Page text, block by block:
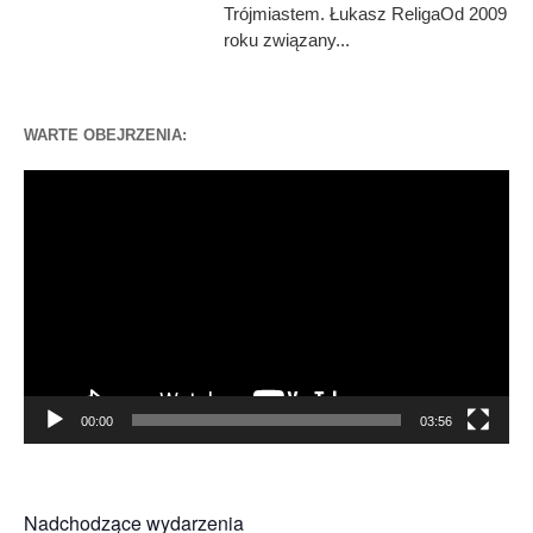
Trójmiastem. Łukasz ReligaOd 2009
roku związany...
WARTE OBEJRZENIA:
00:00 03:56
Nadchodzące wydarzenia